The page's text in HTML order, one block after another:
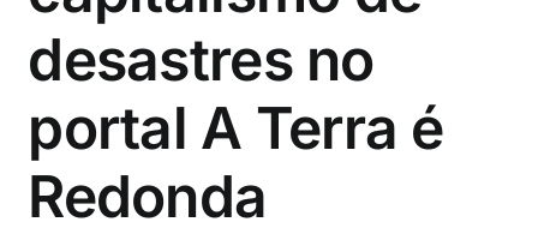
desastres no
portal A Terra é
Redonda